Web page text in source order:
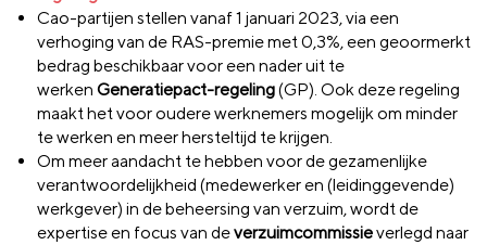
Cao-partijen stellen vanaf 1 januari 2023, via een
verhoging van de RAS-premie met 0,3%, een geoormerkt
bedrag beschikbaar voor een nader uit te
werken Generatiepact-regeling(GP). Ook deze regeling
maakt het voor oudere werknemers mogelijk om minder
te werken en meer hersteltijd te krijgen.
Om meer aandacht te hebben voor de gezamenlijke
verantwoordelijkheid (medewerker en (leidinggevende)
werkgever) in de beheersing van verzuim, wordt de
expertise en focus van deverzuimcommissieverlegd naar